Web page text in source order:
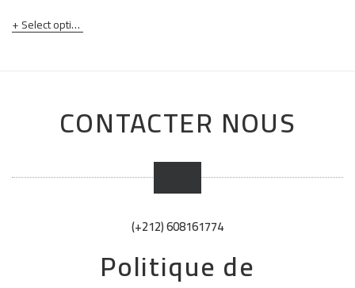
Select options
CONTACTER NOUS
(+212) 608161774
Politique de